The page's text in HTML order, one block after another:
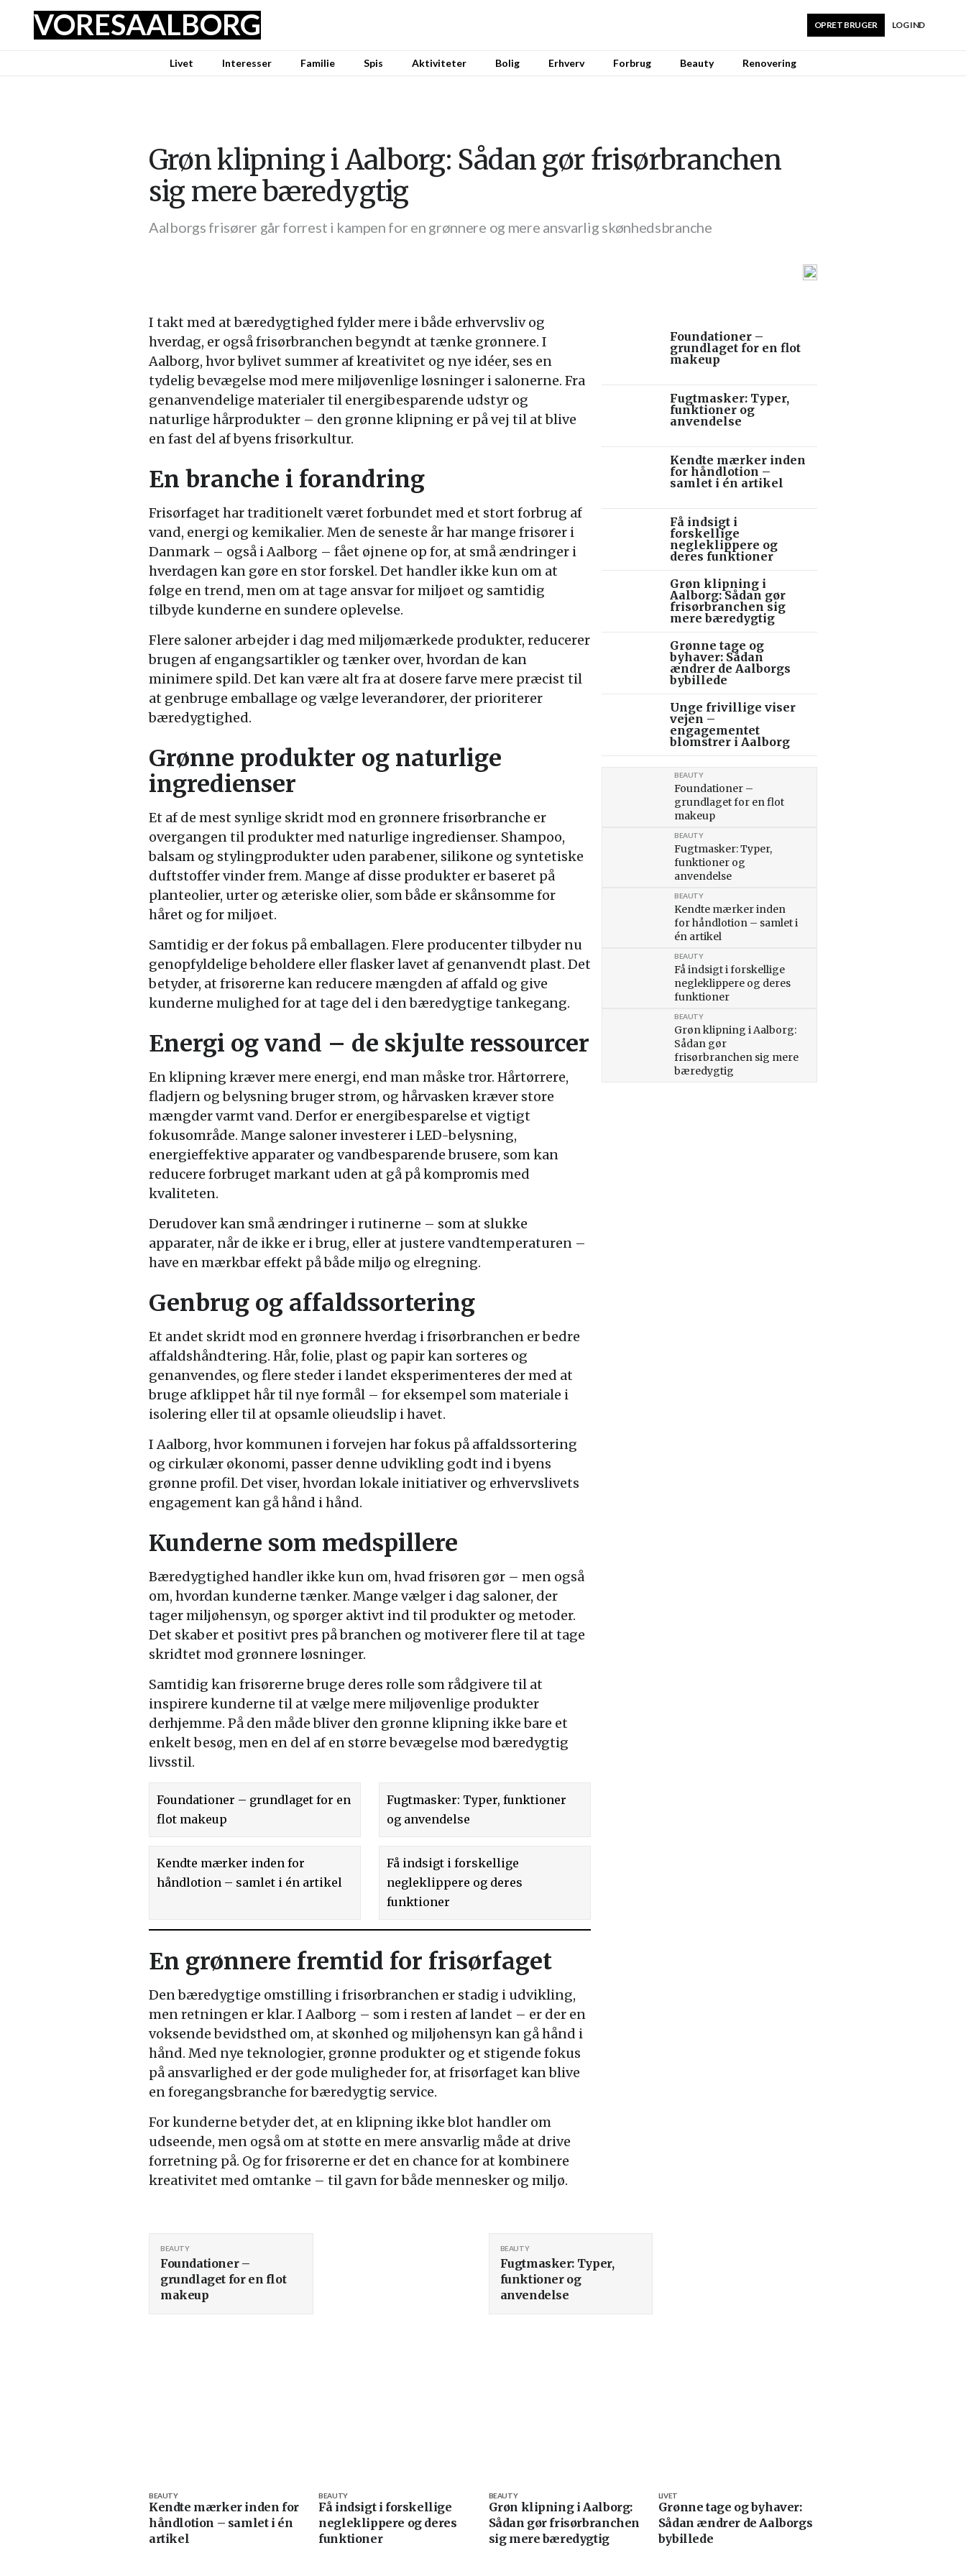
VORESAALBORG LOG IND
OPRET BRUGER
Livet Interesser Familie Spis Aktiviteter Bolig Erhverv Forbrug Beauty Renovering
Grøn klipning i Aalborg: Sådan gør frisørbranchen
sig mere bæredygtig
Aalborgs frisører går forrest i kampen for en grønnere og mere ansvarlig skønhedsbranche
I takt med at bæredygtighed fylder mere i både erhvervsliv og
hverdag, er også frisørbranchen begyndt at tænke grønnere. I
Aalborg, hvor bylivet summer af kreativitet og nye idéer, ses en
tydelig bevægelse mod mere miljøvenlige løsninger i salonerne. Fra
genanvendelige materialer til energibesparende udstyr og
naturlige hårprodukter – den grønne klipning er på vej til at blive
en fast del af byens frisørkultur.
En branche i forandring
Frisørfaget har traditionelt været forbundet med et stort forbrug af
vand, energi og kemikalier. Men de seneste år har mange frisører i
Danmark – også i Aalborg – fået øjnene op for, at små ændringer i
hverdagen kan gøre en stor forskel. Det handler ikke kun om at
følge en trend, men om at tage ansvar for miljøet og samtidig
tilbyde kunderne en sundere oplevelse.
Flere saloner arbejder i dag med miljømærkede produkter, reducerer
brugen af engangsartikler og tænker over, hvordan de kan
minimere spild. Det kan være alt fra at dosere farve mere præcist til
at genbruge emballage og vælge leverandører, der prioriterer
bæredygtighed.
Grønne produkter og naturlige
ingredienser
Et af de mest synlige skridt mod en grønnere frisørbranche er
overgangen til produkter med naturlige ingredienser. Shampoo,
balsam og stylingprodukter uden parabener, silikone og syntetiske
duftstoffer vinder frem. Mange af disse produkter er baseret på
planteolier, urter og æteriske olier, som både er skånsomme for
håret og for miljøet.
Samtidig er der fokus på emballagen. Flere producenter tilbyder nu
genopfyldelige beholdere eller flasker lavet af genanvendt plast. Det
betyder, at frisørerne kan reducere mængden af affald og give
kunderne mulighed for at tage del i den bæredygtige tankegang.
Energi og vand – de skjulte ressourcer
En klipning kræver mere energi, end man måske tror. Hårtørrere,
fladjern og belysning bruger strøm, og hårvasken kræver store
mængder varmt vand. Derfor er energibesparelse et vigtigt
fokusområde. Mange saloner investerer i LED-belysning,
energieffektive apparater og vandbesparende brusere, som kan
reducere forbruget markant uden at gå på kompromis med
kvaliteten.
Derudover kan små ændringer i rutinerne – som at slukke
apparater, når de ikke er i brug, eller at justere vandtemperaturen –
have en mærkbar effekt på både miljø og elregning.
Genbrug og affaldssortering
Et andet skridt mod en grønnere hverdag i frisørbranchen er bedre
affaldshåndtering. Hår, folie, plast og papir kan sorteres og
genanvendes, og flere steder i landet eksperimenteres der med at
bruge afklippet hår til nye formål – for eksempel som materiale i
isolering eller til at opsamle olieudslip i havet.
I Aalborg, hvor kommunen i forvejen har fokus på affaldssortering
og cirkulær økonomi, passer denne udvikling godt ind i byens
grønne profil. Det viser, hvordan lokale initiativer og erhvervslivets
engagement kan gå hånd i hånd.
Kunderne som medspillere
Bæredygtighed handler ikke kun om, hvad frisøren gør – men også
om, hvordan kunderne tænker. Mange vælger i dag saloner, der
tager miljøhensyn, og spørger aktivt ind til produkter og metoder.
Det skaber et positivt pres på branchen og motiverer flere til at tage
skridtet mod grønnere løsninger.
Samtidig kan frisørerne bruge deres rolle som rådgivere til at
inspirere kunderne til at vælge mere miljøvenlige produkter
derhjemme. På den måde bliver den grønne klipning ikke bare et
enkelt besøg, men en del af en større bevægelse mod bæredygtig
livsstil.
Foundationer – grundlaget for en
flot makeup
Fugtmasker: Typer, funktioner
og anvendelse
Kendte mærker inden for
håndlotion – samlet i én artikel
Få indsigt i forskellige
negleklippere og deres
funktioner
En grønnere fremtid for frisørfaget
Den bæredygtige omstilling i frisørbranchen er stadig i udvikling,
men retningen er klar. I Aalborg – som i resten af landet – er der en
voksende bevidsthed om, at skønhed og miljøhensyn kan gå hånd i
hånd. Med nye teknologier, grønne produkter og et stigende fokus
på ansvarlighed er der gode muligheder for, at frisørfaget kan blive
en foregangsbranche for bæredygtig service.
For kunderne betyder det, at en klipning ikke blot handler om
udseende, men også om at støtte en mere ansvarlig måde at drive
forretning på. Og for frisørerne er det en chance for at kombinere
kreativitet med omtanke – til gavn for både mennesker og miljø.
Foundationer –
grundlaget for en flot
makeup
Fugtmasker: Typer,
funktioner og
anvendelse
Kendte mærker inden
for håndlotion –
samlet i én artikel
Få indsigt i
forskellige
negleklippere og
deres funktioner
Grøn klipning i
Aalborg: Sådan gør
frisørbranchen sig
mere bæredygtig
Grønne tage og
byhaver: Sådan
ændrer de Aalborgs
bybillede
Unge frivillige viser
vejen –
engagementet
blomstrer i Aalborg
Foundationer –
grundlaget for en flot
makeup
BEAUTY
Fugtmasker: Typer,
funktioner og
anvendelse
BEAUTY
Kendte mærker inden
for håndlotion – samlet i
én artikel
BEAUTY
Få indsigt i forskellige
negleklippere og deres
funktioner
BEAUTY
Grøn klipning i Aalborg:
Sådan gør
frisørbranchen sig mere
bæredygtig
BEAUTY
Foundationer –
grundlaget for en flot
makeup
BEAUTY
Fugtmasker: Typer,
funktioner og
anvendelse
BEAUTY
Kendte mærker inden for
håndlotion – samlet i én
artikel
BEAUTY
Få indsigt i forskellige
negleklippere og deres
funktioner
BEAUTY
Grøn klipning i Aalborg:
Sådan gør frisørbranchen
sig mere bæredygtig
BEAUTY
Grønne tage og byhaver:
Sådan ændrer de Aalborgs
bybillede
LIVET